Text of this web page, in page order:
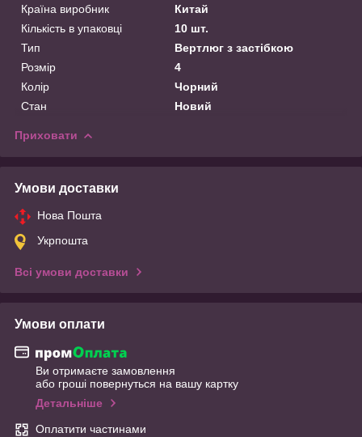
Країна виробник
Китай
Кількість в упаковці
10 шт.
Тип
Вертлюг з застібкою
Розмір
4
Колір
Чорний
Стан
Новий
Приховати
Умови доставки
Нова Пошта
Укрпошта
Всі умови доставки
Умови оплати
Ви отримаєте замовлення
або гроші повернуться на вашу картку
Детальніше
Оплатити частинами